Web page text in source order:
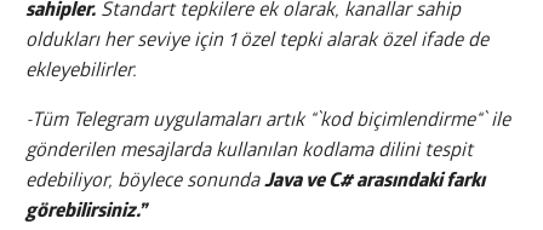
sahipler. Standart tepkilere ek olarak, kanallar sahip
oldukları her seviye için 1 özel tepki alarak özel ifade de
ekleyebilirler.
-Tüm Telegram uygulamaları artık “`kod biçimlendirme“` ile
gönderilen mesajlarda kullanılan kodlama dilini tespit
edebiliyor, böylece sonundaJava ve C# arasındaki farkı
görebilirsiniz.”